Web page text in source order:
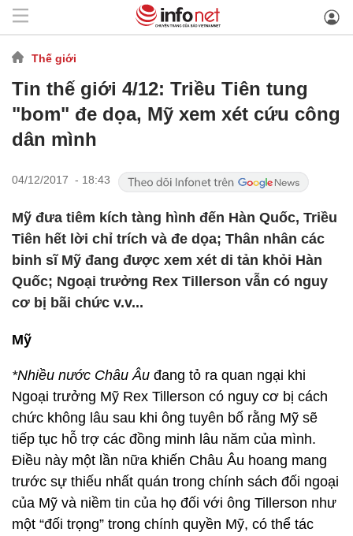
Thế giới
Tin thế giới 4/12: Triều Tiên tung
"bom" đe dọa, Mỹ xem xét cứu công
dân mình
04/12/2017 - 18:43
Mỹ đưa tiêm kích tàng hình đến Hàn Quốc, Triều
Tiên hết lời chỉ trích và đe dọa; Thân nhân các
binh sĩ Mỹ đang được xem xét di tản khỏi Hàn
Quốc; Ngoại trưởng Rex Tillerson vẫn có nguy
cơ bị bãi chức v.v...
Mỹ
*Nhiều nước Châu Âu đang tỏ ra quan ngại khi
Ngoại trưởng Mỹ Rex Tillerson có nguy cơ bị cách
chức không lâu sau khi ông tuyên bố rằng Mỹ sẽ
tiếp tục hỗ trợ các đồng minh lâu năm của mình.
Điều này một lần nữa khiến Châu Âu hoang mang
trước sự thiếu nhất quán trong chính sách đối ngoại
của Mỹ và niềm tin của họ đối với ông Tillerson như
một “đối trọng” trong chính quyền Mỹ, có thể tác